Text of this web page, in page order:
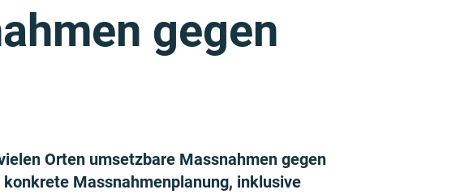
gegen
Orten umsetzbare Massnahmen gegen
Massnahmenplanung, inklusive